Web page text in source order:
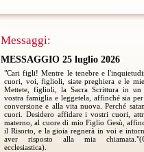
Messaggi:
MESSAGGIO 25 luglio 2026
"Cari figli! Mentre le tenebre e
cuori, voi, figlioli, siate preghiera e le mie
Mettete, figlioli, la Sacra Scrittura in un
vostra famiglia e leggetela, affinché sia
conversione e alla vita nuova. Perché
cuori. Desidero affidare i vostri cuori,
materno, al cuore di mio Figlio Gesù,
il Risorto, e la gioia regnerà in voi e
aver risposto alla mia
ecclesiastica).